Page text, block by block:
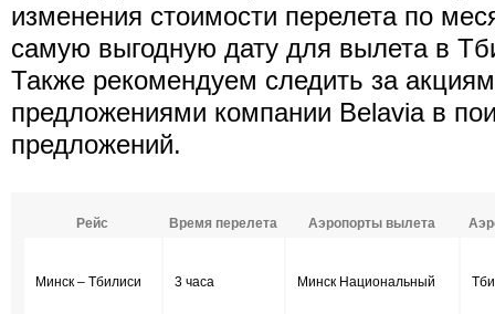
изменения стоимости перелета по
самую выгодную дату для вылета в
Также рекомендуем следить за
предложениями компании Belavia в
предложений.
Рейс Время перелета Аэропорты вылета
Минск – Тбилиси 3 часа Минск Национальный